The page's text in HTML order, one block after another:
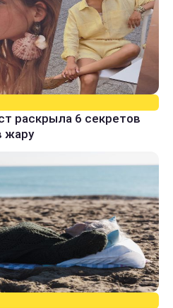
раскрыла 6 секретов
жару